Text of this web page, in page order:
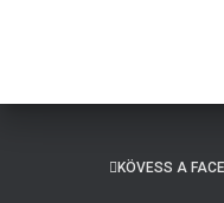
KÖVESS A